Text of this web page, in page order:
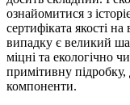
ознайомитися з
сертифіката якості
випадку є великий
міцні та екологічно
примітивну підробку,
компоненти.